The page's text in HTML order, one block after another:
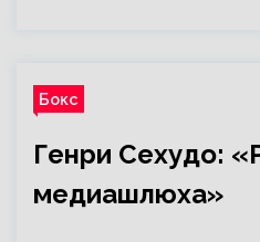
Бокс
Генри Сехудо:
медиашлюха»